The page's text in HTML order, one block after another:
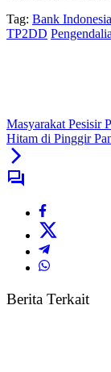
Tag: Bank
TP2DD
Masyarakat Pesisir
Hitam di Pinggir
Berita Terkait